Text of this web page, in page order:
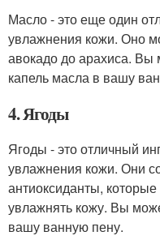
Масло - это еще один
увлажнения кожи. Оно
авокадо до арахиса. Вы
капель масла в вашу
4. Ягоды
Ягоды - это отличный
увлажнения кожи. Они
антиоксиданты,
увлажнять кожу. Вы
вашу ванную пену.